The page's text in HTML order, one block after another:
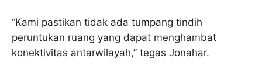
“Kami pastikan tidak ada tumpang tindih
peruntukan ruang yang dapat menghambat
konektivitas antarwilayah,” tegas Jonahar.